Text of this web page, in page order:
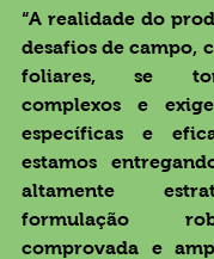
“A realidade do
desafios de campo,
foliares, se
complexos e
específicas e
estamos
altamente
formulação
comprovada e